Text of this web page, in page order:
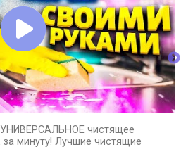
чистящее
минуту! Лучшие чистящие